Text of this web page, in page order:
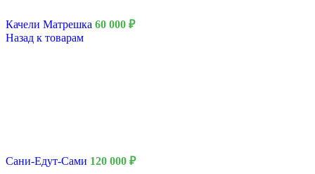
Качели Матрешка 60 000 ₽
Назад к товарам
Сани-Едут-Сами 120 000 ₽